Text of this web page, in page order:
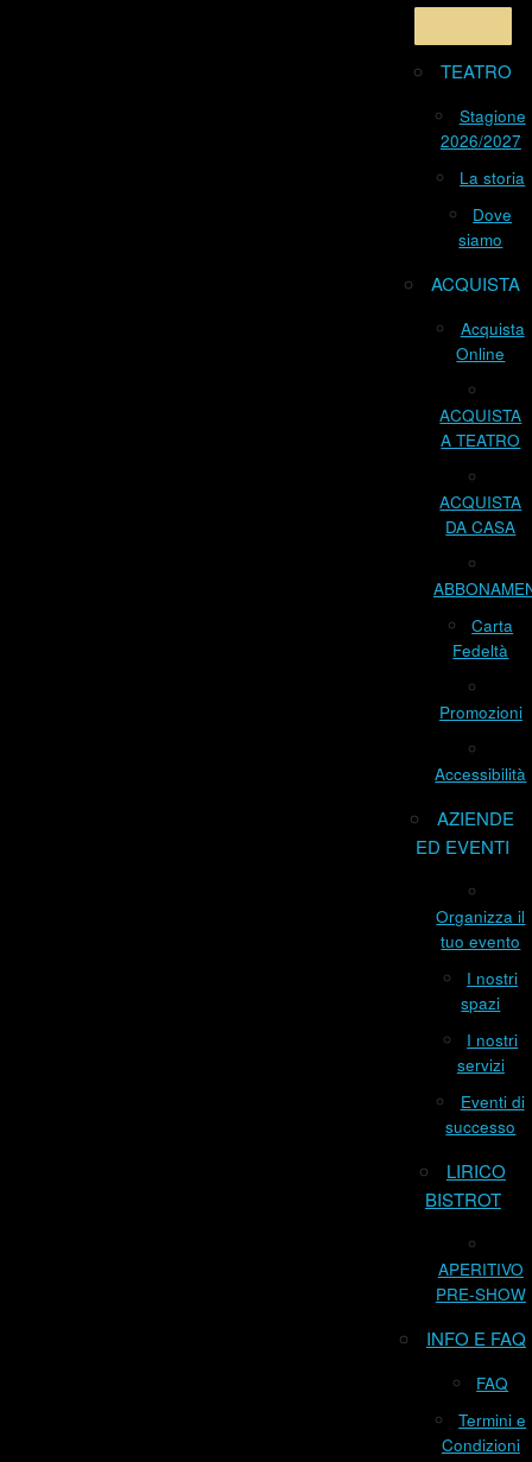
TEATRO
Stagione
2026/2027
La storia
Dove
siamo
ACQUISTA
Acquista
Online
ACQUISTA
A TEATRO
ACQUISTA
DA CASA
Carta
Fedeltà
Promozioni
Accessibilità
AZIENDE
ED EVENTI
Organizza il
tuo evento
I nostri
spazi
I nostri
servizi
Eventi di
successo
LIRICO
BISTROT
APERITIVO
PRE-SHOW
INFO E FAQ
FAQ
Termini e
Condizioni